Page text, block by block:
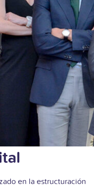
en la estructuración